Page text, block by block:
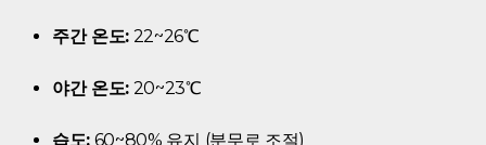
주간 온도: 22~26℃
야간 온도: 20~23℃
습도: 60~80% 유지 (분무로 조절)